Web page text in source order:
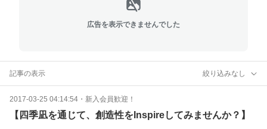
広告を表示できませんでした
記事の表示 絞り込みなし
2017-03-25 04:14:54 ・ 新入会員歓迎！
【四季凪を通じて、創造性をInspireしてみませんか？】